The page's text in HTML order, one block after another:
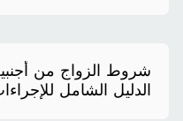
الدليل الشامل